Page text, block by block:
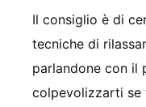
Il consiglio è di
tecniche di
parlandone con il
colpevolizzarti se